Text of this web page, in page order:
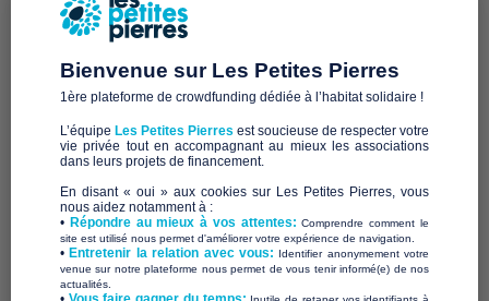
Quelle est la différence entre
associations, fondations et
fonds de dotation ?
Avant de parler des différences, listons ce que ces structures,
associations, fondations et fonds de dotation ont en commun
! Elles sont toutes reconnues par leur statut de l’économie
Bienvenue sur Les Petites Pierres
1ère plateforme de crowdfunding dédiée à l’habitat solidaire !
L’équipe Les Petites Pierres est soucieuse de respecter votre
vie privée tout en accompagnant au mieux les associations
dans leurs projets de financement.
En disant « oui » aux cookies sur Les Petites Pierres, vous
nous aidez notamment à :
• Répondre au mieux à vos attentes:Comprendre comment le
site est utilisé nous permet d'améliorer votre expérience de navigation.
•Entretenir la relation avec vous: Identifier anonymement votre
venue sur notre plateforme nous permet de vous tenir informé(e) de nos
actualités.